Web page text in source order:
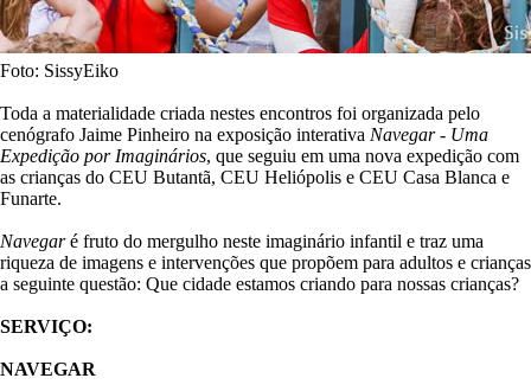
Foto: SissyEiko
Toda a materialidade criada nestes encontros foi organizada pelo
cenógrafo Jaime Pinheiro na exposição interativa Navegar - Uma
Expedição por Imaginários, que seguiu em uma nova expedição com
as crianças do CEU Butantã, CEU Heliópolis e CEU Casa Blanca e
Funarte.
Navegaré fruto do mergulho neste imaginário infantil e traz uma
riqueza de imagens e intervenções que propõem para adultos e crianças
a seguinte questão: Que cidade estamos criando para nossas crianças?
SERVIÇO:
NAVEGAR